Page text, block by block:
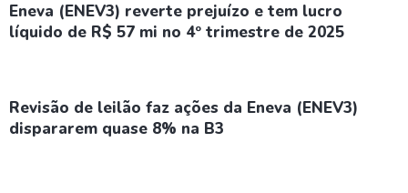
Eneva (ENEV3) reverte prejuízo e tem lucro
líquido de R$ 57 mi no 4º trimestre de 2025
Revisão de leilão faz ações da Eneva (ENEV3)
dispararem quase 8% na B3